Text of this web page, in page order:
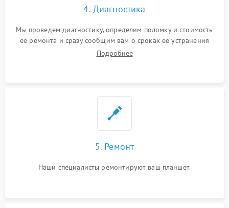
4. Диагностика
Мы проведем диагностику, определим поломку и стоимость
ее ремонта и сразу сообщим вам о сроках ее устранения
Подробнее
5. Ремонт
Наши специалисты ремонтируют ваш планшет.